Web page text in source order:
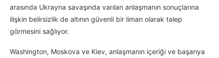
arasında Ukrayna savaşında varılan anlaşmanın sonuçlarına
ilişkin belirsizlik de altının güvenli bir liman olarak talep
görmesini sağlıyor.
Washington, Moskova ve Kiev, anlaşmanın içeriği ve başarıya